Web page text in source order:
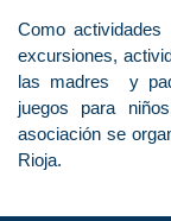
Como
excursiones,
las madres y
juegos para
asociación se
Rioja.